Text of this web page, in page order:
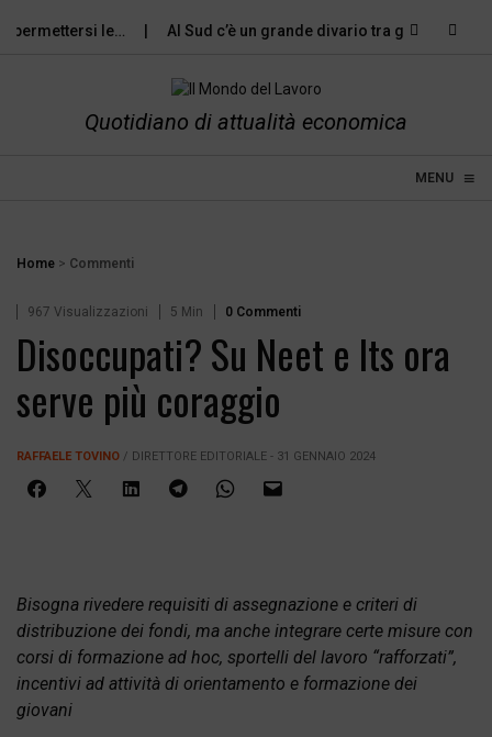
le… Al Sud c’è un grande divario tra gli…
Quotidiano di attualità economica
MENU ≡
☰
Home > Commenti
967 Visualizzazioni 5 Min 0 Commenti
Disoccupati? Su Neet e Its ora
serve più coraggio
RAFFAELE TOVINO / DIRETTORE EDITORIALE - 31 GENNAIO 2024
Bisogna rivedere requisiti di assegnazione e criteri di
distribuzione dei fondi, ma anche integrare certe misure con
corsi di formazione ad hoc, sportelli del lavoro “rafforzati”,
incentivi ad attività di orientamento e formazione dei
giovani